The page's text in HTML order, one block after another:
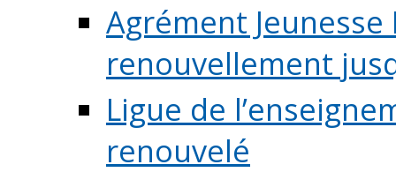
Agrément
renouvellement
Ligue de
renouvelé